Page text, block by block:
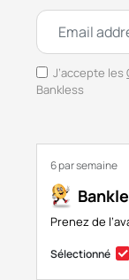
J’accepte les
Bankless
6 par semaine
Prenez de
Sélectionné